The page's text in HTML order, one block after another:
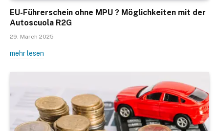
EU-Führerschein ohne MPU ? Möglichkeiten mit der
Autoscuola R2G
29. March 2025
mehr lesen